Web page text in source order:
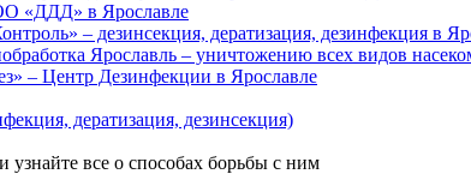
«ДДД» в Ярославле
– дезинсекция, дератизация, дезинфекция в
Ярославль – уничтожению всех видов
– Центр Дезинфекции в Ярославле
дератизация, дезинсекция)
узнайте все о способах борьбы с ним